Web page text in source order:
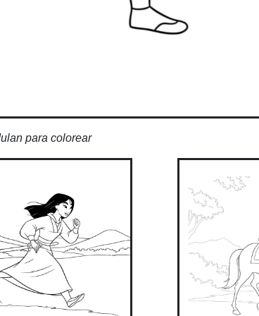
para colorear